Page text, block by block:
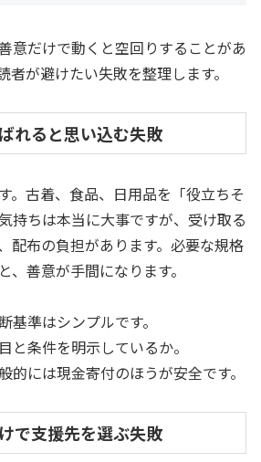
意だけで動くと空回りすることがあ
者が避けたい失敗を整理します。
れると思い込む失敗
。古着、食品、日用品を「役立ちそ
持ちは本当に大事ですが、受け取る
配布の負担があります。必要な規格
、善意が手間になります。
基準はシンプルです。
と条件を明示しているか。
的には現金寄付のほうが安全です。
で支援先を選ぶ失敗